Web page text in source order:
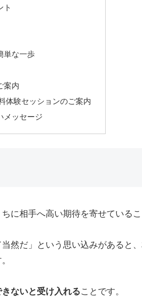
ト
単な一歩
案内
体験セッションのご案内
メッセージ
に相手へ高い期待を寄せているこ
然だ」という思い込みがあると
ないと受け入れることです。